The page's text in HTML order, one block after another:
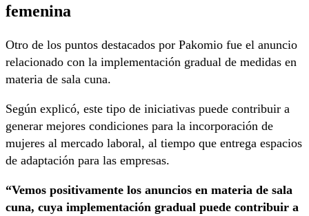
femenina
Otro de los puntos destacados por Pakomio fue el anuncio
relacionado con la implementación gradual de medidas en
materia de sala cuna.
Según explicó, este tipo de iniciativas puede contribuir a
generar mejores condiciones para la incorporación de
mujeres al mercado laboral, al tiempo que entrega espacios
de adaptación para las empresas.
“Vemos positivamente los anuncios en materia de sala
cuna, cuya implementación gradual puede contribuir a